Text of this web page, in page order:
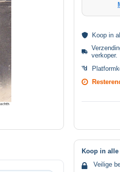
Koop in
verkoper.
Koop in
Veilige